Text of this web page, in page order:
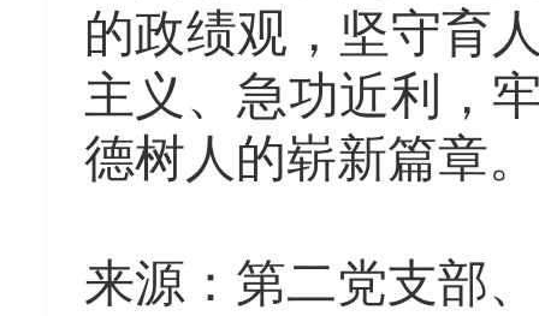
的政绩观，坚守育
主义、急功近利，
德树人的崭新篇章。
来源：第二党支部